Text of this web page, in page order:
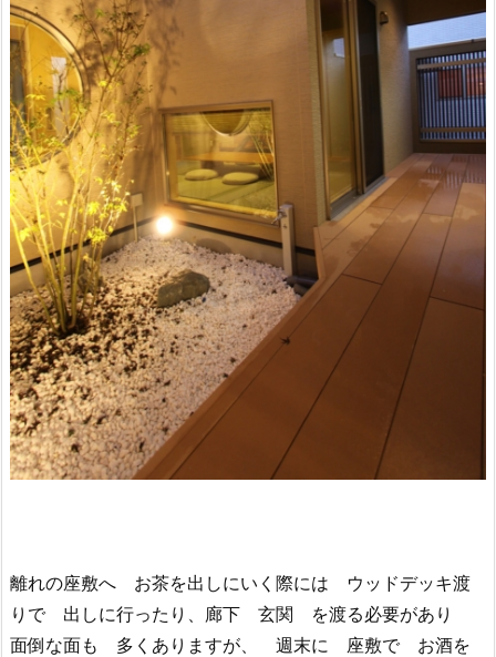
離れの座敷へ お茶を出しにいく際には ウッドデッキ渡
りで 出しに行ったり、廊下 玄関 を渡る必要があり
面倒な面も 多くありますが、 週末に 座敷で お酒を